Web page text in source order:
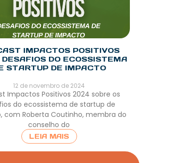
IMPACTOS POSITIVOS
DO ECOSSISTEMA
STARTUP DE IMPACTO
12 de novembro de 2024
Impactos Positivos 2024 sobre os
do ecossistema de startup de
com Roberta Coutinho, membra do
conselho do
LEIA MAIS